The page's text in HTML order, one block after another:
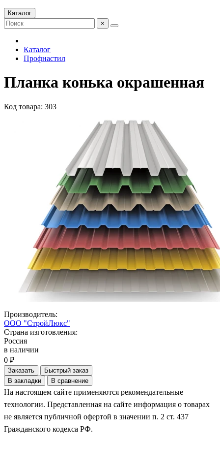
Каталог
×
Каталог
Профнастил
Планка конька окрашенная
Код товара: 303
Производитель:
ООО "СтройЛюкс"
Страна изготовления:
Россия
в наличии
0 ₽
Заказать
Быстрый заказ
В закладки
В сравнение
На настоящем сайте применяются рекомендательные
технологии. Представленная на сайте информация о товарах
не является публичной офертой в значении п. 2 ст. 437
Гражданского кодекса РФ.